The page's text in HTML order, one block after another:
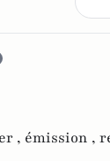
, émission ,